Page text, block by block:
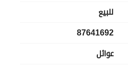
للبيع
87641692
عوائل